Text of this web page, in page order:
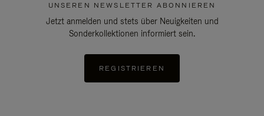
UNSEREN NEWSLETTER ABONNIEREN
Jetzt anmelden und stets über Neuigkeiten und
Sonderkollektionen informiert sein.
REGISTRIEREN